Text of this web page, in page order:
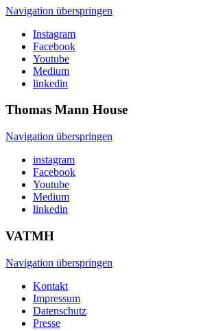
Navigation überspringen
Instagram
Facebook
Youtube
Medium
linkedin
Thomas Mann House
Navigation überspringen
instagram
Facebook
Youtube
Medium
linkedin
VATMH
Navigation überspringen
Kontakt
Impressum
Datenschutz
Presse